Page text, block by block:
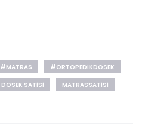
#MATRAS
#ORTOPEDIKDOSEK
DOSEK SATISI MATRASSATISI